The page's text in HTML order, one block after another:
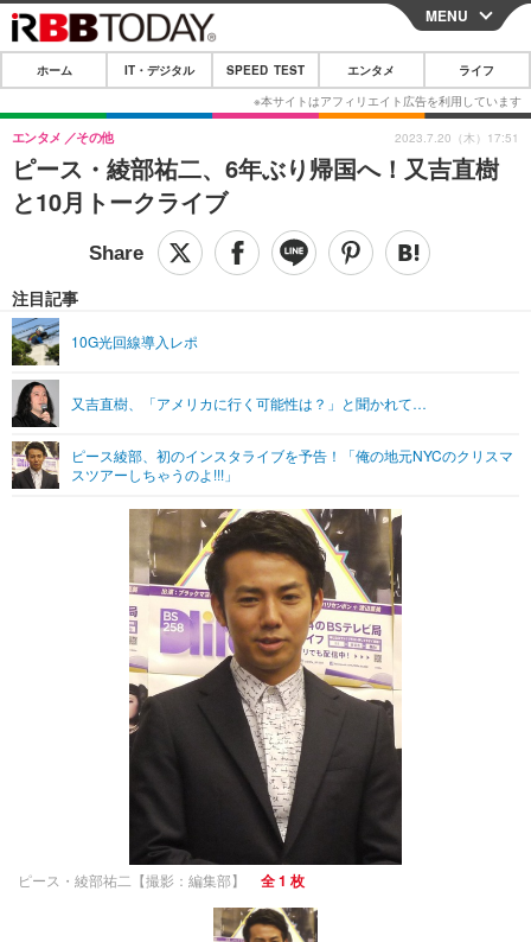
CLOSE
ホーム
IT・デジタル
IT・デジタルTOP スマートフォン
ショッピング その他
SPEED TEST
エンタメTOP 映画・ドラマ
グラビア ブログ
ショッピング その他
ライフTOP
リリース一覧
プッシュ通知の停止方法
MENU
ホーム IT・デジタル SPEED TEST エンタメ ライフ
ピース・綾部祐二、6年ぶり帰国へ！又吉直樹
と10月トークライブ
エンタメ その他
注目記事
10G光回線導入レポ
又吉直樹、「アメリカに行く可能性は？」と聞かれて…
ピース綾部、初のインスタライブを予告！「俺の地元NYCのクリスマ
スツアーしちゃうのよ!!!」
2023.7.20（木）17:51
ピース・綾部祐二【撮影：編集部】 全 1 枚